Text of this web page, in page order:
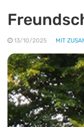
13/10/2025 MIT